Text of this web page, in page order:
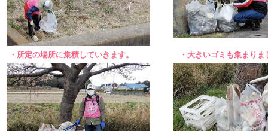
・所定の場所に集積していきます。 ・大きいゴミも集まりま